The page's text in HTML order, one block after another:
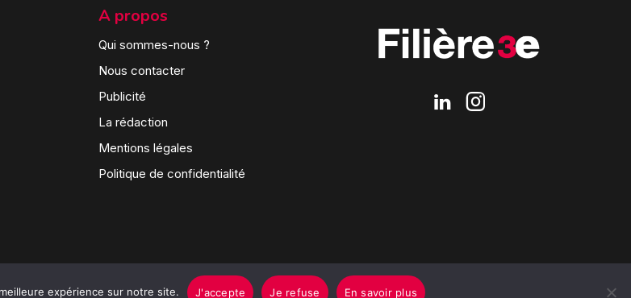
A propos
Qui sommes-nous ?
Nous contacter
Publicité
La rédaction
Mentions légales
Politique de confidentialité
expérience sur notre site. J'accepte Je refuse En savoir plus